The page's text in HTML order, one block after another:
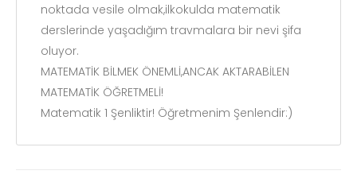
noktada vesile olmak,ilkokulda matematik
derslerinde yaşadığım travmalara bir nevi şifa
oluyor.
MATEMATİK BİLMEK ÖNEMLİ,ANCAK AKTARABİLEN
MATEMATİK ÖĞRETMELİ!
Matematik 1 Şenliktir! Öğretmenim Şenlendir:)